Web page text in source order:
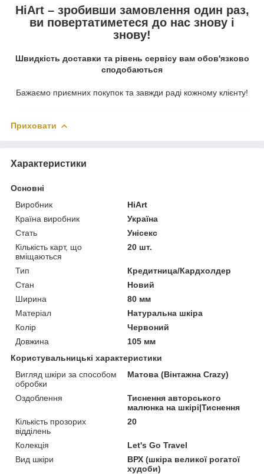
HiArt – зробивши замовлення один раз,
ви повертатиметеся до нас знову і
знову!
Швидкість доставки та рівень сервісу вам обов'язково
сподобаються
Бажаємо приємних покупок та завжди раді кожному клієнту!
Приховати
Характеристики
Основні
Виробник
HiArt
Країна виробник
Україна
Стать
Унісекс
Кількість карт, що
вміщаються
20 шт.
Тип
Кредитница/Кардхолдер
Стан
Новий
Ширина
80 мм
Матеріал
Натуральна шкіра
Колір
Червоний
Довжина
105 мм
Користувальницькі характеристики
Вигляд шкіри за способом
обробки
Матова (Вінтажна Crazy)
Оздоблення
Тиснення авторського
малюнка на шкірі|Тиснення
Кількість прозорих
відділень
20
Колекція
Let's Go Travel
Вид шкіри
ВРХ (шкіра великої рогатої
худоби)